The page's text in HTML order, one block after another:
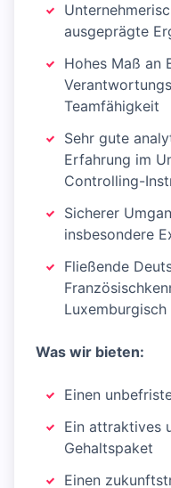
ausgeprägte
Hohes Maß an
Teamfähigkeit
Sehr gute
Erfahrung im
Controlling-
Sicherer
insbesondere
Fließende
Was wir bieten:
Einen
Ein attraktives
Gehaltspaket
Einen